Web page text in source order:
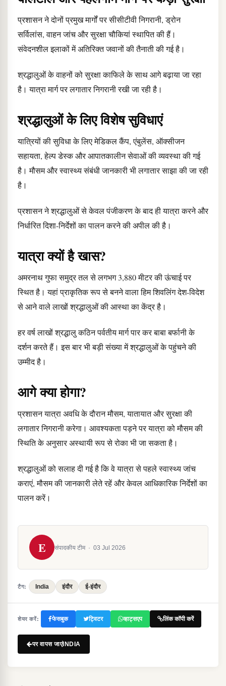
प्रशासन ने दोनों प्रमुख मार्गों पर सीसीटीवी निगरानी, ड्रोन
सर्विलांस, वाहन जांच और सुरक्षा चौकियां स्थापित की हैं।
संवेदनशील इलाकों में अतिरिक्त जवानों की तैनाती की गई है।
श्रद्धालुओं के वाहनों को सुरक्षा काफिले के साथ आगे बढ़ाया जा रहा
है। यात्रा मार्ग पर लगातार निगरानी रखी जा रही है।
श्रद्धालुओं के लिए विशेष सुविधाएं
यात्रियों की सुविधा के लिए मेडिकल कैंप, एंबुलेंस, ऑक्सीजन
सहायता, हेल्प डेस्क और आपातकालीन सेवाओं की व्यवस्था की गई
है। मौसम और स्वास्थ्य संबंधी जानकारी भी लगातार साझा की जा रही
है।
प्रशासन ने श्रद्धालुओं से केवल पंजीकरण के बाद ही यात्रा करने और
निर्धारित दिशा-निर्देशों का पालन करने की अपील की है।
यात्रा क्यों है खास?
अमरनाथ गुफा समुद्र तल से लगभग 3,880 मीटर की ऊंचाई पर
स्थित है। यहां प्राकृतिक रूप से बनने वाला हिम शिवलिंग देश-विदेश
से आने वाले लाखों श्रद्धालुओं की आस्था का केंद्र है।
हर वर्ष लाखों श्रद्धालु कठिन पर्वतीय मार्ग पार कर बाबा बर्फानी के
दर्शन करते हैं। इस बार भी बड़ी संख्या में श्रद्धालुओं के पहुंचने की
उम्मीद है।
आगे क्या होगा?
प्रशासन यात्रा अवधि के दौरान मौसम, यातायात और सुरक्षा की
लगातार निगरानी करेगा। आवश्यकता पड़ने पर यात्रा को मौसम की
स्थिति के अनुसार अस्थायी रूप से रोका भी जा सकता है।
श्रद्धालुओं को सलाह दी गई है कि वे यात्रा से पहले स्वास्थ्य जांच
कराएं, मौसम की जानकारी लेते रहें और केवल आधिकारिक निर्देशों का
पालन करें।
E संपादकीय टीम · 03 Jul 2026
टैग: India इंदौर ई-इंदौर
शेयर करें: फेसबुक ट्विटर व्हाट्सएप लिंक कॉपी करें
पर वापस जाएंINDIA